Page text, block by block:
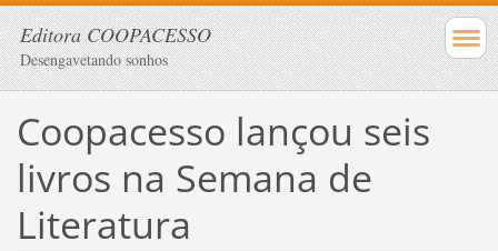
Editora COOPACESSO
Desengavetando sonhos
Coopacesso lançou seis
livros na Semana de
Literatura